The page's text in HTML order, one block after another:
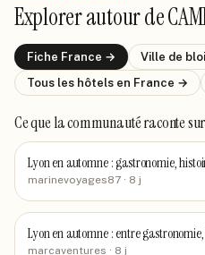
Explorer autour de
Fiche France → Ville de
Tous les hôtels en France →
Ce que la communauté raconte
Lyon en automne : gastronomie,
marinevoyages87 · 8 j
Lyon en automne : entre
marcaventures · 8 j